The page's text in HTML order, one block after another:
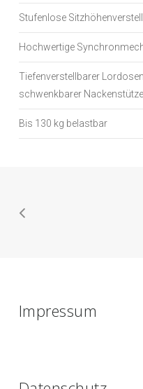
Stufenlose
Hochwertige
Tiefenverstellbarer
schwenkbarer Nackenstütze
Bis 130 kg belastbar
Impressum